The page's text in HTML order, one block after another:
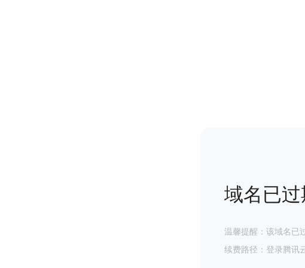
域名已
温馨提醒：该域名已
续费路径：登录腾讯